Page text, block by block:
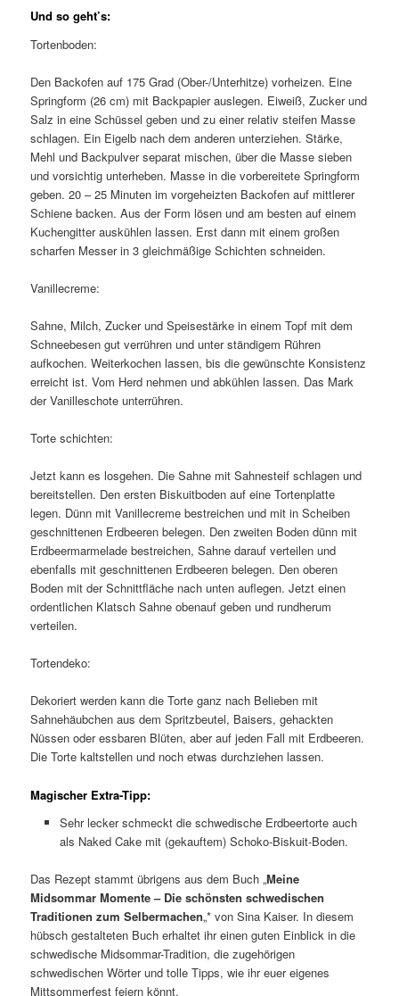
Und so geht’s:
Tortenboden:
Den Backofen auf 175 Grad (Ober-/Unterhitze) vorheizen. Eine
Springform (26 cm) mit Backpapier auslegen. Eiweiß, Zucker und
Salz in eine Schüssel geben und zu einer relativ steifen Masse
schlagen. Ein Eigelb nach dem anderen unterziehen. Stärke,
Mehl und Backpulver separat mischen, über die Masse sieben
und vorsichtig unterheben. Masse in die vorbereitete Springform
geben. 20 – 25 Minuten im vorgeheizten Backofen auf mittlerer
Schiene backen. Aus der Form lösen und am besten auf einem
Kuchengitter auskühlen lassen. Erst dann mit einem großen
scharfen Messer in 3 gleichmäßige Schichten schneiden.
Vanillecreme:
Sahne, Milch, Zucker und Speisestärke in einem Topf mit dem
Schneebesen gut verrühren und unter ständigem Rühren
aufkochen. Weiterkochen lassen, bis die gewünschte Konsistenz
erreicht ist. Vom Herd nehmen und abkühlen lassen. Das Mark
der Vanilleschote unterrühren.
Torte schichten:
Jetzt kann es losgehen. Die Sahne mit Sahnesteif schlagen und
bereitstellen. Den ersten Biskuitboden auf eine Tortenplatte
legen. Dünn mit Vanillecreme bestreichen und mit in Scheiben
geschnittenen Erdbeeren belegen. Den zweiten Boden dünn mit
Erdbeermarmelade bestreichen, Sahne darauf verteilen und
ebenfalls mit geschnittenen Erdbeeren belegen. Den oberen
Boden mit der Schnittfläche nach unten auflegen. Jetzt einen
ordentlichen Klatsch Sahne obenauf geben und rundherum
verteilen.
Tortendeko:
Dekoriert werden kann die Torte ganz nach Belieben mit
Sahnehäubchen aus dem Spritzbeutel, Baisers, gehackten
Nüssen oder essbaren Blüten, aber auf jeden Fall mit Erdbeeren.
Die Torte kaltstellen und noch etwas durchziehen lassen.
Magischer Extra-Tipp:
Sehr lecker schmeckt die schwedische Erdbeertorte auch
als Naked Cake mit (gekauftem) Schoko-Biskuit-Boden.
Das Rezept stammt übrigens aus dem Buch „Meine
Midsommar Momente – Die schönsten schwedischen
Traditionen zum Selbermachen„* von Sina Kaiser. In diesem
hübsch gestalteten Buch erhaltet ihr einen guten Einblick in die
schwedische Midsommar-Tradition, die zugehörigen
schwedischen Wörter und tolle Tipps, wie ihr euer eigenes
Mittsommerfest feiern könnt.